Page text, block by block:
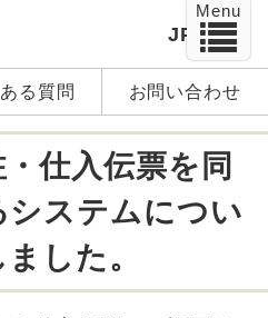
JP EN
る質問 お問い合わせ
仕入伝票を同
システムについ
した。
Menu